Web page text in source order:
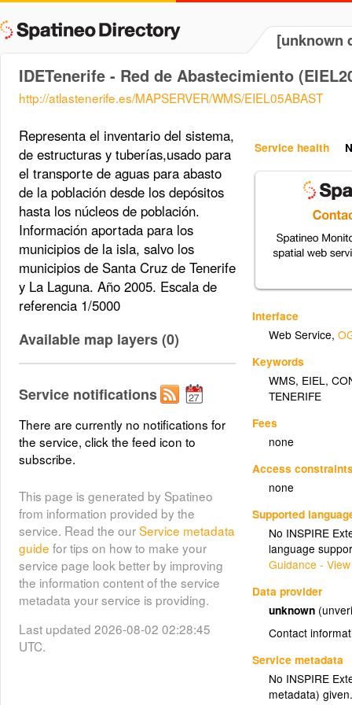
[unknown
IDETenerife - Red de Abastecimiento
http://atlastenerife.es/MAPSERVER/WMS/EIEL05ABAST
Service health
Interface
Web Service,
Keywords
WMS, EIEL,
TENERIFE
Fees
none
Access
none
Supported
No INSPIRE
language
Guidance -
Data provider
unknown
Contact
Service metadata
No INSPIRE
metadata)
Representa el inventario del sistema,
de estructuras y tuberías,usado para
el transporte de aguas para abasto
de la población desde los depósitos
hasta los núcleos de población.
Información aportada para los
municipios de la isla, salvo los
municipios de Santa Cruz de Tenerife
y La Laguna. Año 2005. Escala de
referencia 1/5000
Available map layers (0)
Service notifications
There are currently no notifications for
the service, click the feed icon to
subscribe.
This page is generated by Spatineo
from information provided by the
service. Read the ourService metadata
guide for tips on how to make your
service page look better by improving
the information content of the service
metadata your service is providing.
Last updated 2026-08-02 02:28:45
UTC.